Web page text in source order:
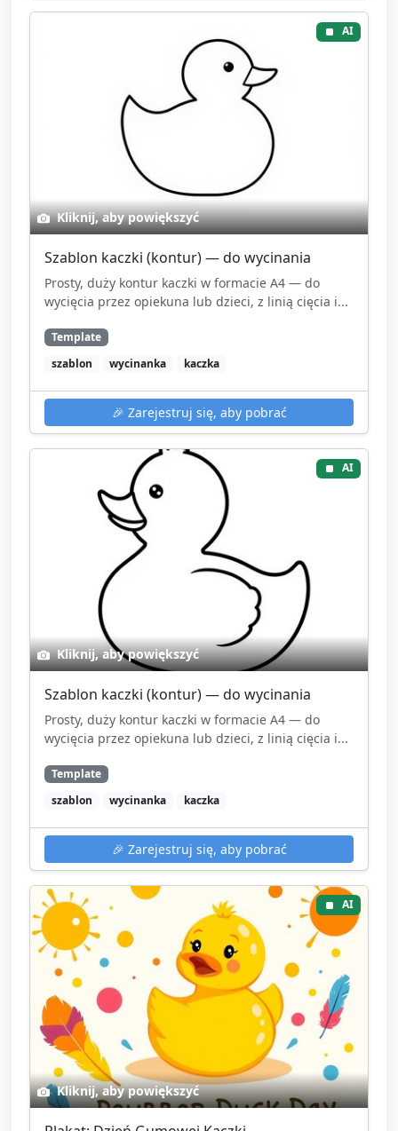
AI
Kliknij, aby powiększyć
Szablon kaczki (kontur) — do wycinania
Prosty, duży kontur kaczki w formacie A4 — do
wycięcia przez opiekuna lub dzieci, z linią cięcia i...
Template
szablon
wycinanka kaczka
🎉 Zarejestruj się, aby pobrać
AI
Kliknij, aby powiększyć
Szablon kaczki (kontur) — do wycinania
Prosty, duży kontur kaczki w formacie A4 — do
wycięcia przez opiekuna lub dzieci, z linią cięcia i...
Template
szablon
wycinanka kaczka
🎉 Zarejestruj się, aby pobrać
AI
Kliknij, aby powiększyć